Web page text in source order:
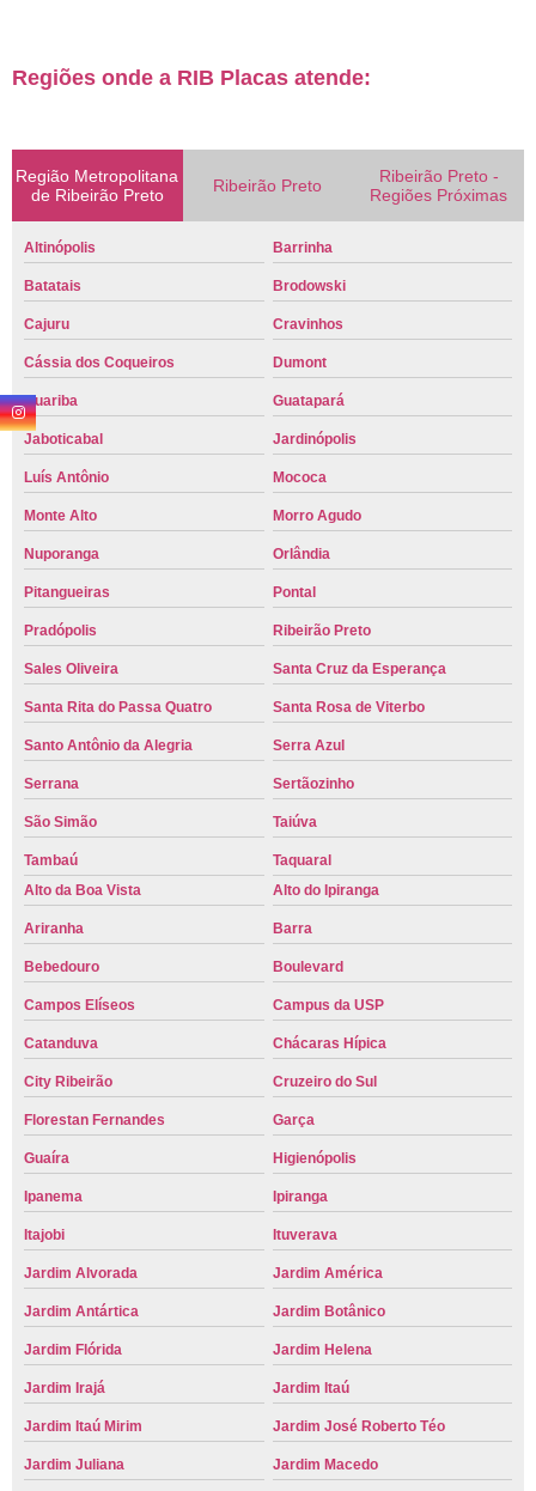
Regiões onde a RIB Placas atende:
Região Metropolitana
de Ribeirão Preto
Ribeirão Preto
Ribeirão Preto -
Regiões Próximas
Altinópolis Barrinha
Batatais Brodowski
Cajuru Cravinhos
Cássia dos Coqueiros Dumont
Guariba Guatapará
Jaboticabal Jardinópolis
Luís Antônio Mococa
Monte Alto Morro Agudo
Nuporanga Orlândia
Pitangueiras Pontal
Pradópolis Ribeirão Preto
Sales Oliveira Santa Cruz da Esperança
Santa Rita do Passa Quatro Santa Rosa de Viterbo
Santo Antônio da Alegria Serra Azul
Serrana Sertãozinho
São Simão Taiúva
Tambaú
Taquaral
Alto da Boa Vista
Alto do Ipiranga
Ariranha Barra
Bebedouro Boulevard
Campos Elíseos Campus da USP
Catanduva Chácaras Hípica
City Ribeirão Cruzeiro do Sul
Florestan Fernandes Garça
Guaíra Higienópolis
Ipanema Ipiranga
Itajobi Ituverava
Jardim Alvorada Jardim América
Jardim Antártica Jardim Botânico
Jardim Flórida Jardim Helena
Jardim Irajá Jardim Itaú
Jardim Itaú Mirim Jardim José Roberto Téo
Jardim Juliana Jardim Macedo